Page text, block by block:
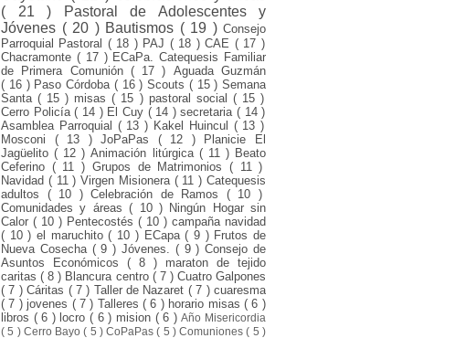
( 21 )
Pastoral de Adolescentes y
Jóvenes ( 20 ) Bautismos ( 19 ) Consejo
Parroquial Pastoral ( 18 ) PAJ ( 18 )CAE ( 17 )
Chacramonte ( 17 ) ECaPa. Catequesis Familiar
de Primera Comunión ( 17 ) Aguada Guzmán
( 16 ) Paso Córdoba ( 16 ) Scouts ( 15 ) Semana
Santa( 15 ) misas( 15 ) pastoral social ( 15 )
Cerro Policía( 14 ) El Cuy ( 14 )secretaria( 14 )
Asamblea Parroquial ( 13 ) Kakel Huincul ( 13 )
Mosconi ( 13 )JoPaPas ( 12 )
Planicie El
Jagüelito( 12 )Animación litúrgica ( 11 ) Beato
Ceferino ( 11 ) Grupos de Matrimonios ( 11 )
Navidad ( 11 )Virgen Misionera ( 11 )Catequesis
adultos ( 10 ) Celebración de Ramos ( 10 )
Comunidades y áreas( 10 ) Ningún Hogar sin
Calor ( 10 ) Pentecostés ( 10 ) campaña navidad
( 10 )el maruchito( 10 ) ECapa( 9 ) Frutos de
Nueva Cosecha ( 9 )Jóvenes. ( 9 )Consejo de
Asuntos Económicos ( 8 ) maraton de tejido
caritas( 8 ) Blancura centro ( 7 ) Cuatro Galpones
( 7 )Cáritas ( 7 ) Taller de Nazaret ( 7 )cuaresma
( 7 ) jovenes ( 7 ) Talleres ( 6 ) horario misas ( 6 )
libros ( 6 ) locro( 6 ) mision ( 6 )Año Misericordia
( 5 ) Cerro Bayo( 5 ) CoPaPas( 5 ) Comuniones( 5 )